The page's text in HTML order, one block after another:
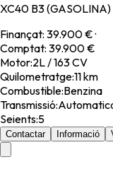
XC40 B3
Finançat: 39.900 €·
Comptat: 39.900 €
Motor:2L / 163 CV
Quilometratge:11 km
Combustible:Benzina
Transmissió:
Seients:5
Contactar Informació